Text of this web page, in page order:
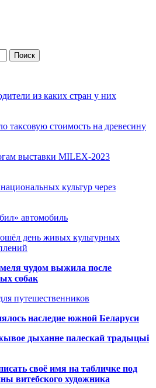
из каких стран у них
таксовую стоимость на древесину
выставки MILEX-2023
культур через
автомобиль
день живых культурных
чудом выжила после
собак
путешественников
наследие южной Беларуси
дыханне палескай традыцыі
своё имя на табличке под
витебского художника